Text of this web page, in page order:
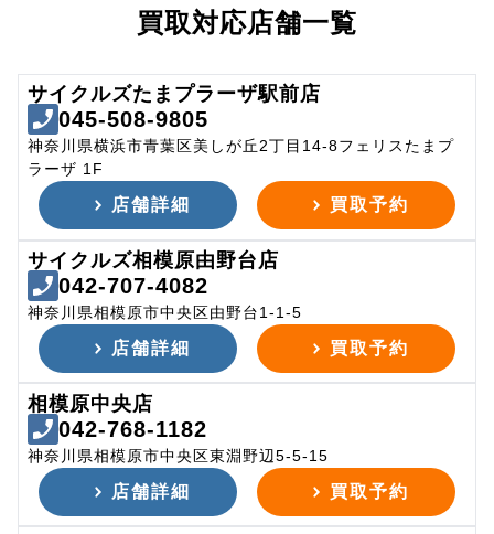
買取対応店舗一覧
サイクルズたまプラーザ駅前店
045-508-9805
神奈川県横浜市青葉区美しが丘2丁目14-8フェリスたまプ
ラーザ 1F
店舗詳細 買取予約
サイクルズ相模原由野台店
042-707-4082
神奈川県相模原市中央区由野台1-1-5
店舗詳細 買取予約
相模原中央店
042-768-1182
神奈川県相模原市中央区東淵野辺5-5-15
店舗詳細 買取予約